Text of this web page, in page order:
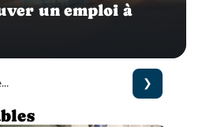
un emploi à